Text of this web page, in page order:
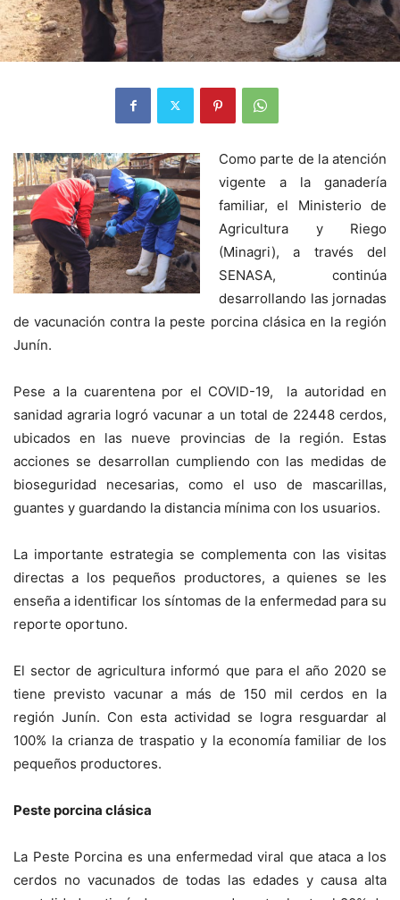
Como parte de la atención
vigente a la ganadería
familiar, el Ministerio de
Agricultura y Riego
(Minagri), a través del
SENASA, continúa
desarrollando las jornadas
de vacunación contra la peste porcina clásica en la región
Junín.
Pese a la cuarentena por el COVID-19, la autoridad en
sanidad agraria logró vacunar a un total de 22448 cerdos,
ubicados en las nueve provincias de la región. Estas
acciones se desarrollan cumpliendo con las medidas de
bioseguridad necesarias, como el uso de mascarillas,
guantes y guardando la distancia mínima con los usuarios.
La importante estrategia se complementa con las visitas
directas a los pequeños productores, a quienes se les
enseña a identificar los síntomas de la enfermedad para su
reporte oportuno.
El sector de agricultura informó que para el año 2020 se
tiene previsto vacunar a más de 150 mil cerdos en la
región Junín. Con esta actividad se logra resguardar al
100% la crianza de traspatio y la economía familiar de los
pequeños productores.
Peste porcina clásica
La Peste Porcina es una enfermedad viral que ataca a los
cerdos no vacunados de todas las edades y causa alta